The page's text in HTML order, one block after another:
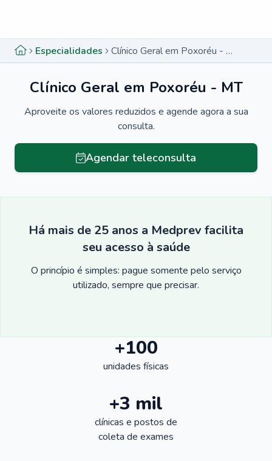
Especialidades Clínico Geral em Poxoréu - MT
Clínico Geral em Poxoréu - MT
Aproveite os valores reduzidos e agende agora a sua
consulta.
Agendar teleconsulta
Há mais de 25 anos a Medprev facilita
seu acesso à saúde
O princípio é simples: pague somente pelo serviço
utilizado, sempre que precisar.
+100
unidades físicas
+3 mil
clínicas e postos de
coleta de exames